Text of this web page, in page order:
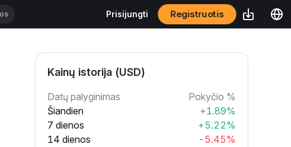
Prisijungti Registruotis
Kainų istorija (USD)
Datų palyginimas
Pokyčio %
Šiandien
+1.89%
7 dienos
+5.22%
14 dienos
-5.45%